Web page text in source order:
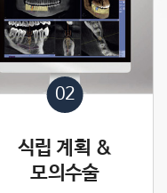
02
식립 계획 &
모의수술